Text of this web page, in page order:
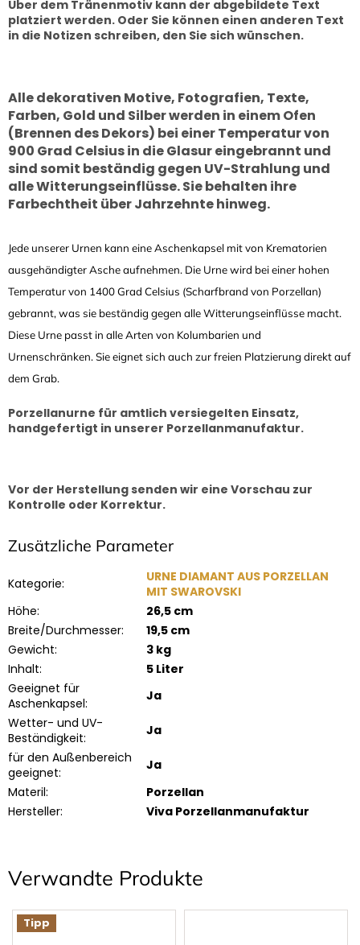
Verwandte Produkte
Tipp
Über dem Tränenmotiv kann der abgebildete Text
platziert werden. Oder Sie können einen anderen Text
in die Notizen schreiben, den Sie sich wünschen.
Alle dekorativen Motive, Fotografien, Texte,
Farben, Gold und Silber werden in einem Ofen
(Brennen des Dekors) bei einer Temperatur von
900 Grad Celsius in die Glasur eingebrannt und
sind somit beständig gegen UV-Strahlung und
alle Witterungseinflüsse. Sie behalten ihre
Farbechtheit über Jahrzehnte hinweg.
Jede unserer Urnen kann eine Aschenkapsel mit von Krematorien
ausgehändigter Asche aufnehmen. Die Urne wird bei einer hohen
Temperatur von 1400 Grad Celsius (Scharfbrand von Porzellan)
gebrannt, was sie beständig gegen alle Witterungseinflüsse macht.
Diese Urne passt in alle Arten von Kolumbarien und
Urnenschränken. Sie eignet sich auch zur freien Platzierung direkt auf
dem Grab.
Porzellanurne für amtlich versiegelten Einsatz,
handgefertigt in unserer Porzellanmanufaktur.
Vor der Herstellung senden wir eine Vorschau zur
Kontrolle oder Korrektur.
Zusätzliche Parameter
Kategorie:
URNE DIAMANT AUS PORZELLAN
MIT SWAROVSKI
Höhe:
26,5 cm
Breite/Durchmesser:
19,5 cm
Gewicht:
3 kg
Inhalt:
5 Liter
Geeignet für
Aschenkapsel:
Ja
Wetter- und UV-
Beständigkeit:
Ja
für den Außenbereich
geeignet:
Ja
Materil:
Porzellan
Hersteller: Viva Porzellanmanufaktur